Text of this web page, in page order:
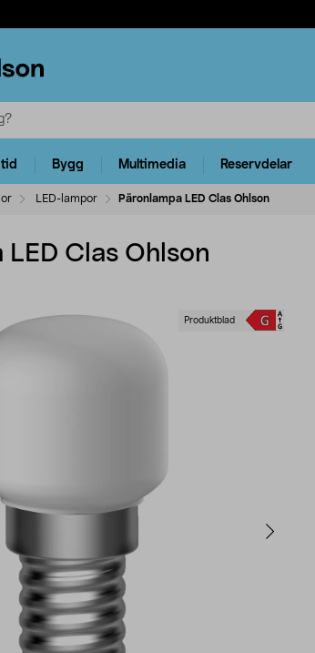
Bygg Multimedia Reservdelar
LED-lampor Päronlampa LED Clas Ohlson
LED Clas Ohlson
Produktblad